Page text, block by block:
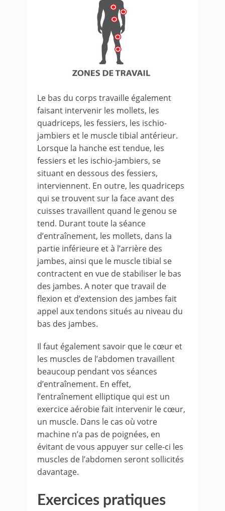
Le bas du corps travaille également
faisant intervenir les mollets, les
quadriceps, les fessiers, les ischio-
jambiers et le muscle tibial antérieur.
Lorsque la hanche est tendue, les
fessiers et les ischio-jambiers, se
situant en dessous des fessiers,
interviennent. En outre, les quadriceps
qui se trouvent sur la face avant des
cuisses travaillent quand le genou se
tend. Durant toute la séance
d’entraînement, les mollets, dans la
partie inférieure et à l’arrière des
jambes, ainsi que le muscle tibial se
contractent en vue de stabiliser le bas
des jambes. A noter que travail de
flexion et d’extension des jambes fait
appel aux tendons situés au niveau du
bas des jambes.
Il faut également savoir que le cœur et
les muscles de l’abdomen travaillent
beaucoup pendant vos séances
d’entraînement. En effet,
l’entraînement elliptique qui est un
exercice aérobie fait intervenir le cœur,
un muscle. Dans le cas où votre
machine n’a pas de poignées, en
évitant de vous appuyer sur celle-ci les
muscles de l’abdomen seront sollicités
davantage.
Exercices pratiques